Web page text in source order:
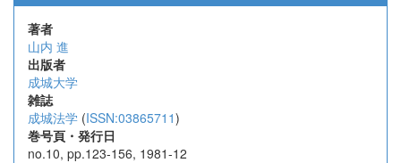
著者
山内 進
出版者
成城大学
雑誌
成城法学 (ISSN:03865711)
巻号頁・発行日
no.10, pp.123-156, 1981-12